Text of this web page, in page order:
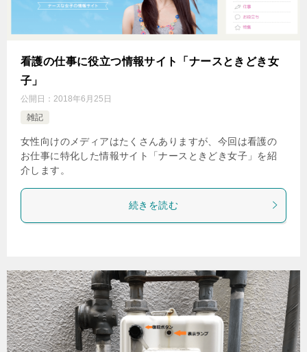
看護の仕事に役立つ情報サイト「ナースときどき女
子」
公開日： 2018年6月25日
雑記
女性向けのメディアはたくさんありますが、今回は看護の
お仕事に特化した情報サイト「ナースときどき女子」を紹
介します。
続きを読む